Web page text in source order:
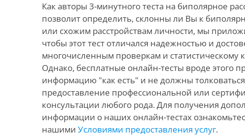
Как авторы 3-минутного теста на биполярное
позволит определить, склонны ли Вы к
или схожим расстройствам личности, мы
чтобы этот тест отличался надежностью и
многочисленным проверкам и статистическому
Однако, бесплатные онлайн-тесты вроде этого
информацию "как есть" и не должны
предоставление профессиональной или
консультации любого рода. Для получения
информации о наших онлайн-тестах
нашими Условиями предоставления услуг.